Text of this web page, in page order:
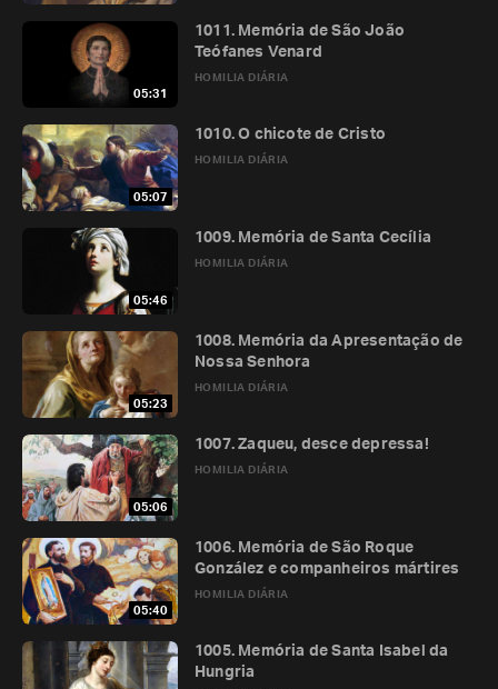
05:31
HOMILIA DIÁRIA
1011. Memória de São João
Teófanes Venard
05:07
HOMILIA DIÁRIA
1010. O chicote de Cristo
05:46
HOMILIA DIÁRIA
1009. Memória de Santa Cecília
05:23
HOMILIA DIÁRIA
1008. Memória da Apresentação de
Nossa Senhora
05:06
HOMILIA DIÁRIA
1007. Zaqueu, desce depressa!
05:40
HOMILIA DIÁRIA
1006. Memória de São Roque
González e companheiros mártires
1005. Memória de Santa Isabel da
Hungria